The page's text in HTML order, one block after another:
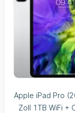
Apple iPad Pro
Zoll 1TB WiFi +